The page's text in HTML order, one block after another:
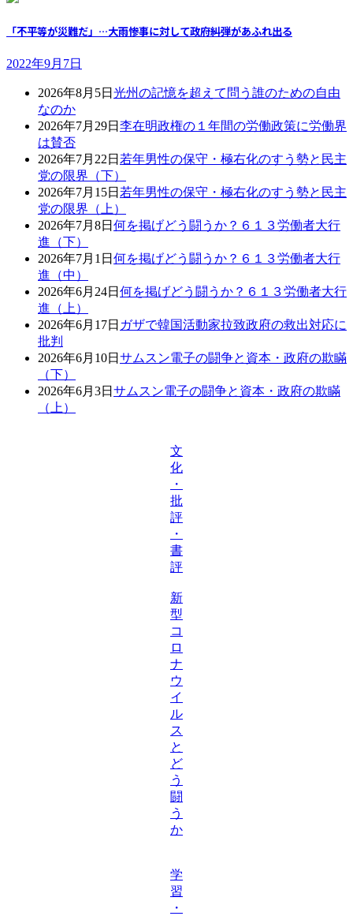
「不平等が災難だ」…大雨惨事に対して政府糾弾があふれ出る
2022年9月7日
2026年8月5日 光州の記憶を超えて問う誰のための自由
なのか
2026年7月29日 李在明政権の１年間の労働政策に労働界
は賛否
2026年7月22日 若年男性の保守・極右化のすう勢と民主
党の限界（下）
2026年7月15日 若年男性の保守・極右化のすう勢と民主
党の限界（上）
2026年7月8日 何を掲げどう闘うか？６１３労働者大行
進（下）
2026年7月1日 何を掲げどう闘うか？６１３労働者大行
進（中）
2026年6月24日 何を掲げどう闘うか？６１３労働者大行
進（上）
2026年6月17日 ガザで韓国活動家拉致政府の救出対応に
批判
2026年6月10日 サムスン電子の闘争と資本・政府の欺瞞
（下）
2026年6月3日 サムスン電子の闘争と資本・政府の欺瞞
（上）
文
化
・
批
評
・
書
評
新
型
コ
ロ
ナ
ウ
イ
ル
ス
と
ど
う
闘
う
か
学
習
・